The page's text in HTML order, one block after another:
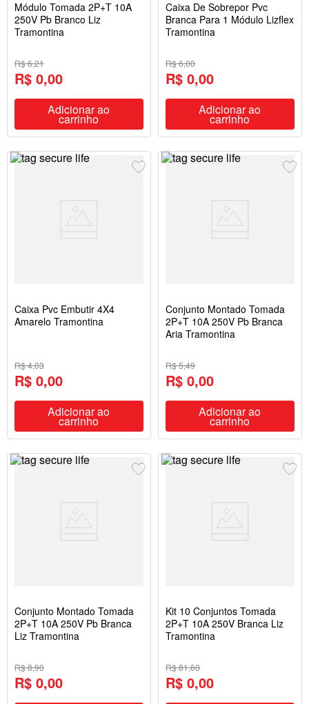
Módulo Tomada 2P+T 10A
250V Pb Branco Liz
Tramontina
R$ 6,21
R$ 0,00
Adicionar ao
carrinho
Caixa De Sobrepor Pvc
Branca Para 1 Módulo Lizflex
Tramontina
R$ 6,00
R$ 0,00
Adicionar ao
carrinho
Caixa Pvc Embutir 4X4
Amarelo Tramontina
R$ 4,03
R$ 0,00
Adicionar ao
carrinho
Conjunto Montado Tomada
2P+T 10A 250V Pb Branca
Aria Tramontina
R$ 5,49
R$ 0,00
Adicionar ao
carrinho
Conjunto Montado Tomada
2P+T 10A 250V Pb Branca
Liz Tramontina
R$ 8,90
R$ 0,00
Kit 10 Conjuntos Tomada
2P+T 10A 250V Branca Liz
Tramontina
R$ 81,60
R$ 0,00